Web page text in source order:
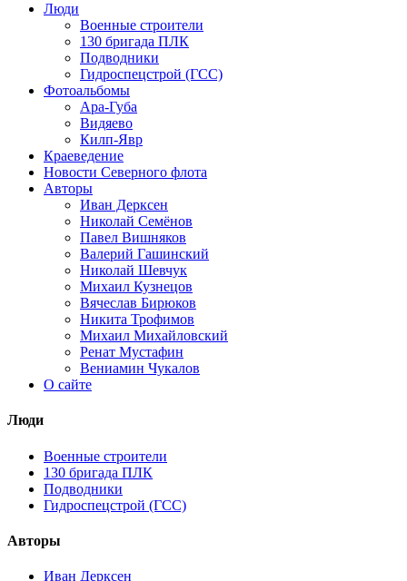
Люди
Военные строители
130 бригада ПЛК
Подводники
Гидроспецстрой (ГСС)
Фотоальбомы
Ара-Губа
Видяево
Килп-Явр
Краеведение
Новости Северного флота
Авторы
Иван Дерксен
Николай Семёнов
Павел Вишняков
Валерий Гашинский
Николай Шевчук
Михаил Кузнецов
Вячеслав Бирюков
Никита Трофимов
Михаил Михайловский
Ренат Мустафин
Вениамин Чукалов
О сайте
Люди
Военные строители
130 бригада ПЛК
Подводники
Гидроспецстрой (ГСС)
Авторы
Иван Дерксен